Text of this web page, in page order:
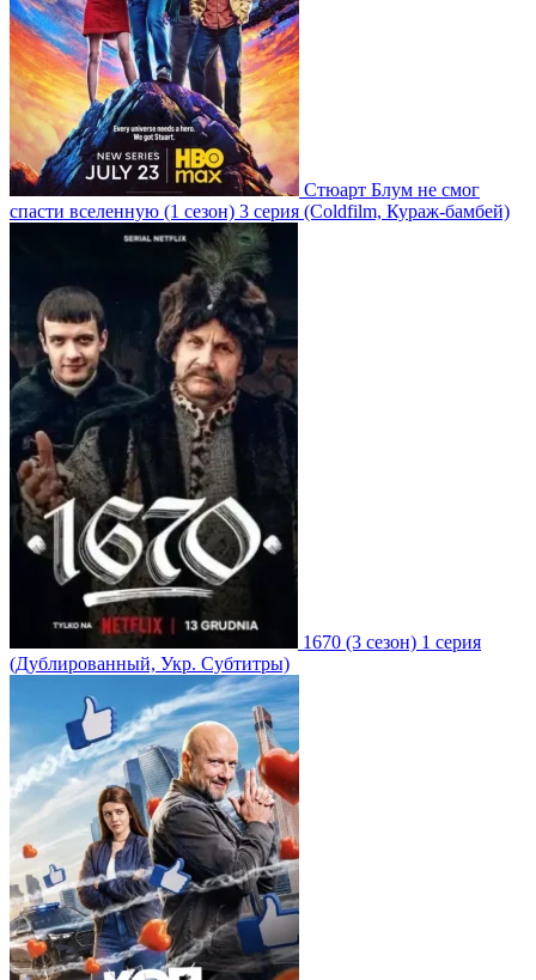
Стюарт Блум не смог
спасти вселенную (1 сезон) 3 серия (Coldfilm, Кураж-бамбей)
1670 (3 сезон) 1 серия
(Дублированный, Укр. Субтитры)